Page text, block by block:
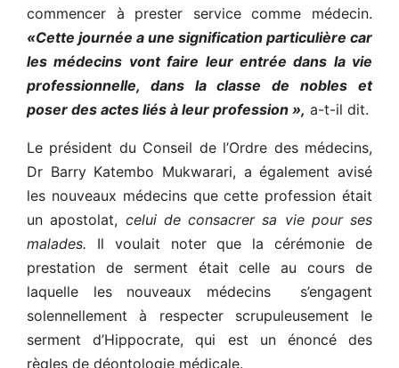
commencer à prester service comme médecin.
«Cette journée a une signification particulière car
les médecins vont faire leur entrée dans la vie
professionnelle, dans la classe de nobles et
poser des actes liés à leur profession », a-t-il dit.
Le président du Conseil de l’Ordre des médecins,
Dr Barry Katembo Mukwarari, a également avisé
les nouveaux médecins que cette profession était
un apostolat, celui de consacrer sa vie pour ses
malades. Il voulait noter que la cérémonie de
prestation de serment était celle au cours de
laquelle les nouveaux médecins s’engagent
solennellement à respecter scrupuleusement le
serment d’Hippocrate, qui est un énoncé des
règles de déontologie médicale.